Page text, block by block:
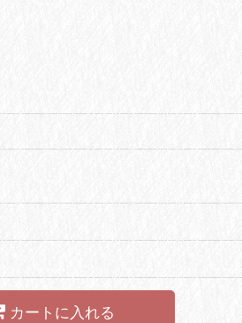
カートに入れる